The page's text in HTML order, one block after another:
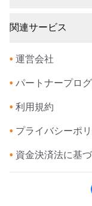
関連サービス
• 運営会社
• パートナープロ
• 利用規約
• プライバシーポ
• 資金決済法に基